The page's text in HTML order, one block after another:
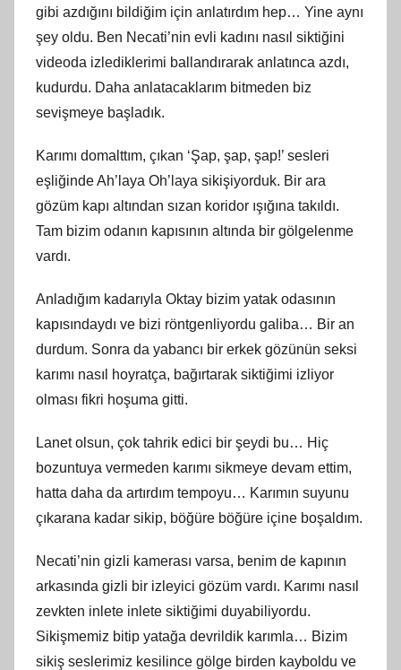
gibi azdığını bildiğim için anlatırdım hep… Yine aynı
şey oldu. Ben Necati’nin evli kadını nasıl siktiğini
videoda izlediklerimi ballandırarak anlatınca azdı,
kudurdu. Daha anlatacaklarım bitmeden biz
sevişmeye başladık.
Karımı domalttım, çıkan ‘Şap, şap, şap!’ sesleri
eşliğinde Ah’laya Oh’laya sikişiyorduk. Bir ara
gözüm kapı altından sızan koridor ışığına takıldı.
Tam bizim odanın kapısının altında bir gölgelenme
vardı.
Anladığım kadarıyla Oktay bizim yatak odasının
kapısındaydı ve bizi röntgenliyordu galiba… Bir an
durdum. Sonra da yabancı bir erkek gözünün seksi
karımı nasıl hoyratça, bağırtarak siktiğimi izliyor
olması fikri hoşuma gitti.
Lanet olsun, çok tahrik edici bir şeydi bu… Hiç
bozuntuya vermeden karımı sikmeye devam ettim,
hatta daha da artırdım tempoyu… Karımın suyunu
çıkarana kadar sikip, böğüre böğüre içine boşaldım.
Necati’nin gizli kamerası varsa, benim de kapının
arkasında gizli bir izleyici gözüm vardı. Karımı nasıl
zevkten inlete inlete siktiğimi duyabiliyordu.
Sikişmemiz bitip yatağa devrildik karımla… Bizim
sikiş seslerimiz kesilince gölge birden kayboldu ve